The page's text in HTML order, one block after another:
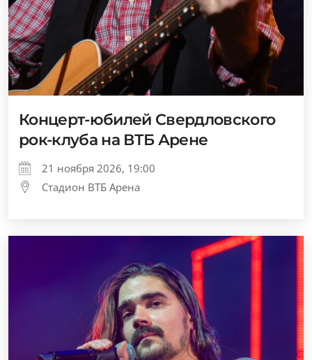
Концерт-юбилей Свердловского
рок-клуба на ВТБ Арене
21 ноября 2026, 19:00
Стадион ВТБ Арена